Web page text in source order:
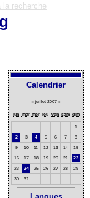
la recherche
Calendrier
« juillet 2007 »
lun mar mer jeu ven sam dim
1
2 3 4 5 6 7 8
9 10 11 12 13 14 15
16 17 18 19 20 21 22
23 24 25 26 27 28 29
30 31